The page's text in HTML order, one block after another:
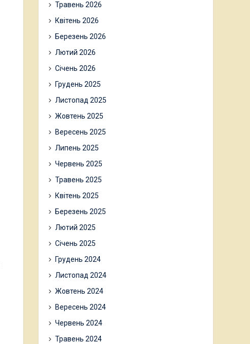
Травень 2026
Квітень 2026
Березень 2026
Лютий 2026
Січень 2026
Грудень 2025
Листопад 2025
Жовтень 2025
Вересень 2025
Липень 2025
Червень 2025
Травень 2025
Квітень 2025
Березень 2025
Лютий 2025
Січень 2025
Грудень 2024
Листопад 2024
Жовтень 2024
Вересень 2024
Червень 2024
Травень 2024